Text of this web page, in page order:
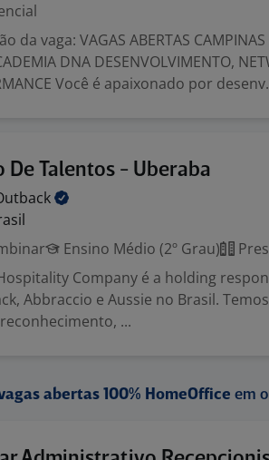
da vaga: VAGAS ABERTAS CAMPINAS
DNA DESENVOLVIMENTO,
Você é apaixonado por
De Talentos - Uberaba
Ensino Médio (2º Grau)
Company é a holding
Abbraccio e Aussie no Brasil.
...
abertas 100% HomeOffice em